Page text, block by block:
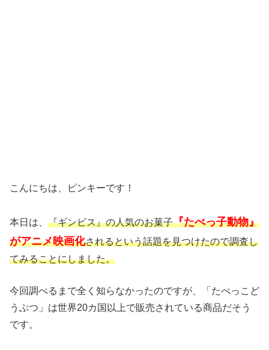
こんにちは、ピンキーです！
本日は、 『ギンビス』の人気のお菓子『たべっ子動物』
がアニメ映画化されるという話題を見つけたので調査し
てみることにしました。
今回調べるまで全く知らなかったのですが、「たべっこど
うぶつ」は世界20カ国以上で販売されている商品だそう
です。